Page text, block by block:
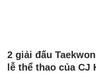
2 giải đấu
lễ thể thao của CJ